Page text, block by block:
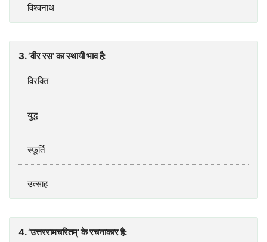
विश्‍वनाथ
3. ‘वीर रस’ का स्थायी भाव है:
विरक्‍ति
युद्ध
स्फूर्ति
उत्‍साह
4. ‘उत्तररामचरितम्’ के रचनाकार है: